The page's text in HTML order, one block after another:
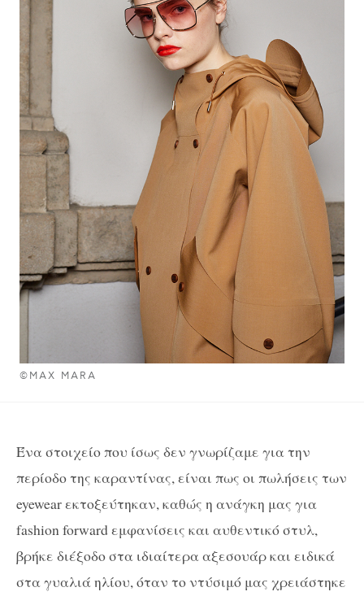
©MAX MARA
Ένα στοιχείο που ίσως δεν γνωρίζαμε για την
περίοδο της καραντίνας, είναι πως οι πωλήσεις των
eyewear εκτοξεύτηκαν, καθώς η ανάγκη μας για
fashion forward εμφανίσεις και αυθεντικό στυλ,
βρήκε διέξοδο στα ιδιαίτερα αξεσουάρ και ειδικά
στα γυαλιά ηλίου, όταν το ντύσιμό μας χρειάστηκε